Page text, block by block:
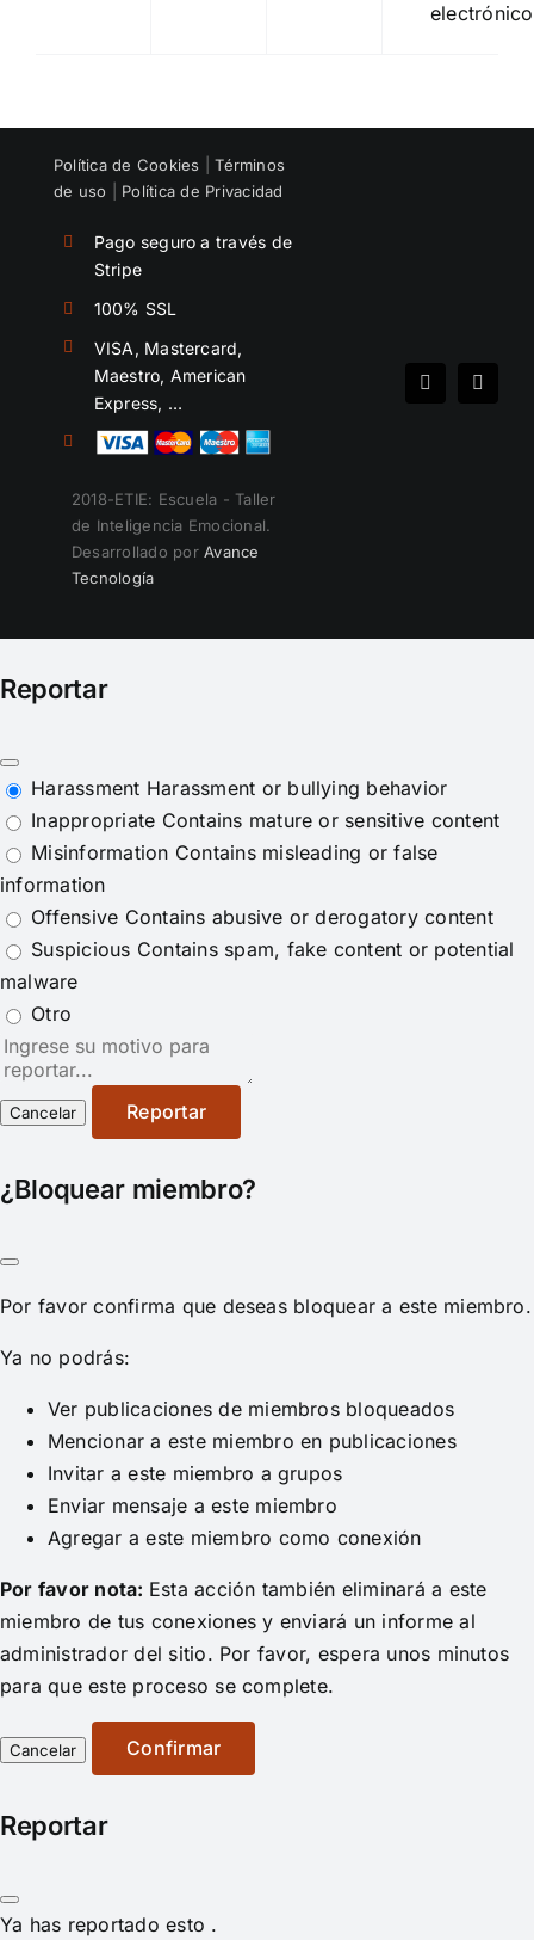
electrónico
Política de Cookies |Términos
de uso
Política de Privacidad
Pago seguro a través de
Stripe
100% SSL
VISA, Mastercard,
Maestro, American
Express, …
2018-ETIE: Escuela - Taller
de Inteligencia Emocional.
Desarrollado porAvance
Tecnología
Spotify
Reportar
Harassment Harassment or bullying behavior
Inappropriate Contains mature or sensitive content
Misinformation Contains misleading or false
information
Offensive Contains abusive or derogatory content
Suspicious Contains spam, fake content or potential
malware
Otro
Nota
del
reporte
Reportar
¿Bloquear miembro?
Por favor confirma que deseas bloquear a este miembro.
Ya no podrás:
Ver publicaciones de miembros bloqueados
Mencionar a este miembro en publicaciones
Invitar a este miembro a grupos
Enviar mensaje a este miembro
Agregar a este miembro como conexión
Por favor nota: Esta acción también eliminará a este
miembro de tus conexiones y enviará un informe al
administrador del sitio. Por favor, espera unos minutos
para que este proceso se complete.
Confirmar
Reportar
Ya has reportado esto .